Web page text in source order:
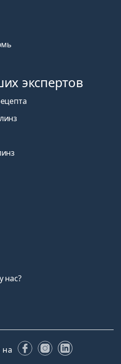
экспертов
нас?
на FacebookInstagram
LinkedIn